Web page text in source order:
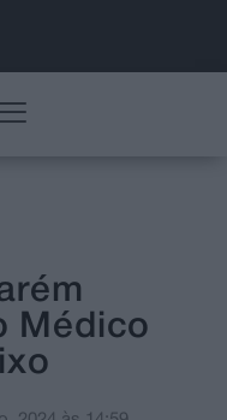
Médico